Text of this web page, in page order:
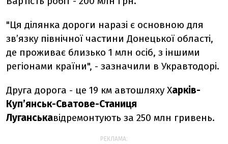
"Ця ділянка дороги наразі є основною для
зв’язку північної частини Донецької області,
де проживає близько 1 млн осіб, з іншими
регіонами країни", - зазначили в Укравтодорі.
Друга дорога - це 19 км автошляху Харків-
Куп’янськ-Сватове-Станиця
Луганськавідремонтують за 250 млн гривень.
РЕКЛАМА: